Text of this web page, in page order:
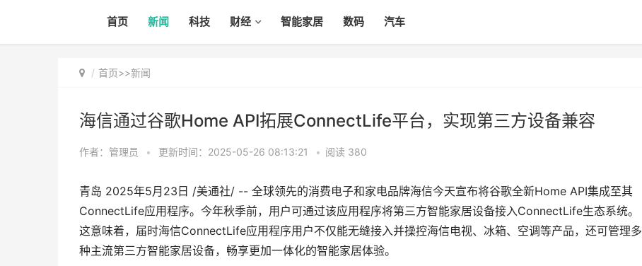
首页 新闻 科技 财经 智能家居 数码 汽车
首页>>新闻
海信通过谷歌Home API拓展ConnectLife平台，实现第三方设备兼容
作者：管理员 • 更新时间：2025-05-26 08:13:21 • 阅读 380
青岛 2025年5月23日 /美通社/ -- 全球领先的消费电子和家电品牌海信今天宣布将谷歌全新Home API集成至其
ConnectLife应用程序。今年秋季前，用户可通过该应用程序将第三方智能家居设备接入ConnectLife生态系统。
这意味着，届时海信ConnectLife应用程序用户不仅能无缝接入并操控海信电视、冰箱、空调等产品，还可管理多
种主流第三方智能家居设备，畅享更加一体化的智能家居体验。